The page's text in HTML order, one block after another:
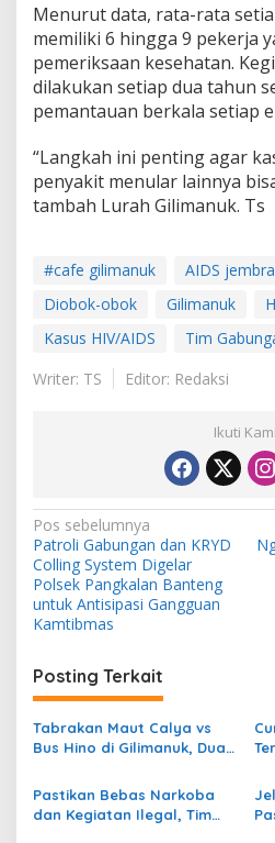
n
g
a
n
Menurut data, rata-rata
memiliki 6 hingga 9 pekerja
pemeriksaan kesehatan.
dilakukan setiap dua tahun
pemantauan berkala setiap
“Langkah ini penting agar
penyakit menular lainnya
tambah Lurah Gilimanuk. Ts
#cafe gilimanuk AIDS
Diobok-obok
Gilimanuk
Kasus HIV/AIDS
Tim
Writer: TS
Editor: Redaksi
Ikuti Kami
N
a
v
i
a
s
i
o
Pos sebelumnya
Patroli Gabungan dan KRYD
Colling System Digelar
Polsek Pangkalan Banteng
untuk Antisipasi Gangguan
Kamtibmas
Posting Terkait
Tabrakan Maut Calya vs
Bus Hino di Gilimanuk, Dua
Meninggal Dunia
Pastikan Bebas Narkoba
dan Kegiatan Ilegal, Tim